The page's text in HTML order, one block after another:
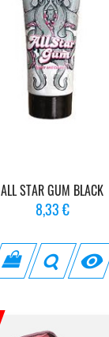
ALL STAR GUM BLACK
Prix
8,33 €
